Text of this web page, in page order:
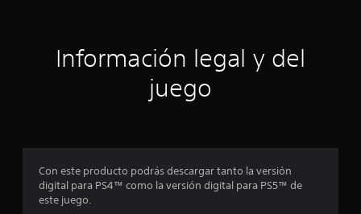
ó
Información legal y del
juego
Con este producto podrás descargar tanto la versión
digital para PS4™ como la versión digital para PS5™ de
este juego.